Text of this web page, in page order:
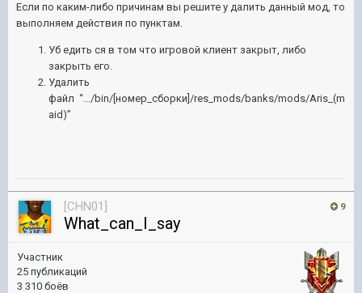
Если по каким-либо причинам вы решите у далить данный мод, то
выполняем действия по пунктам.
Уб едить ся в том что игровой клиент закрыт, либо
закрыть его.
Удалить
файл “.../bin/[номер_сборки]/res_mods/banks/mods/Aris_(m
aid)”
9
[CHN01]
What_can_I_say
Участник
25 публикаций
3 310 боёв